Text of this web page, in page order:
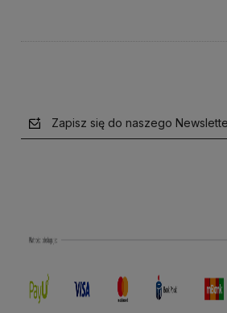
Zapisz się do naszego